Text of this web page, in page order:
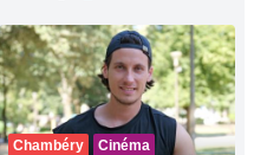
Chambéry Cinéma